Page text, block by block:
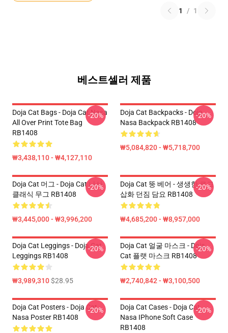
1 / 1
베스트셀러 제품
Doja Cat Bags - Doja Cat Nasa
All Over Print Tote Bag
RB1408
₩3,438,110 - ₩4,127,110
-20%
Doja Cat Backpacks - Doja
Nasa Backpack RB1408
₩5,084,820 - ₩5,718,700
-20%
Doja Cat 머그 - Doja Cat 나사
클래식 무그 RB1408
₩3,445,000 - ₩3,996,200
-20%
Doja Cat 뚱 베어 - 생생한 로고
삽화 던짐 담요 RB1408
₩4,685,200 - ₩8,957,000
-20%
Doja Cat Leggings - Doja Cat
Leggings RB1408
₩3,989,310$28.95
-20%
Doja Cat 얼굴 마스크 - Doja
Cat 플랫 마스크 RB1408
₩2,740,842 - ₩3,100,500
-20%
Doja Cat Posters - Doja Cat
Nasa Poster RB1408
-20%
Doja Cat Cases - Doja Cat
Nasa IPhone Soft Case
RB1408
-20%